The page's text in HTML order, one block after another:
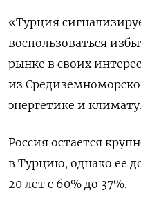
«Турция
воспользоваться
рынке в своих
из
энергетике и климату.
Россия остается
в Турцию, однако ее
20 лет с 60% до 37%.